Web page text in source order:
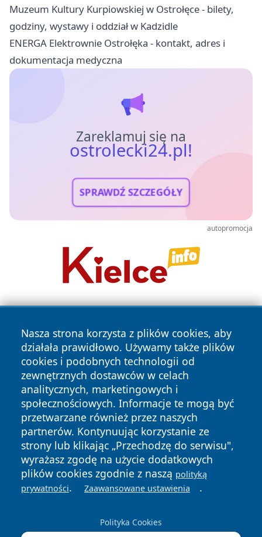
Muzeum Kultury Kurpiowskiej w Ostrołęce - bilety,
godziny, wystawy i oddział w Kadzidle
ENERGA Elektrownie Ostrołęka - kontakt, adres i
dokumentacja medyczna
Zareklamuj się na
ostrolecki24.pl!
SPRAWDŹ SZCZEGÓŁY
autopromocja
Nasza strona korzysta z plików cookies, aby
działała prawidłowo. Używamy także plików
cookies i podobnych technologii od
zewnętrznych dostawców w celach
analitycznych, marketingowych i
społecznościowych. Informacje te mogą być
przetwarzane również przez naszych
partnerów. Kontynuując korzystanie ze
strony lub klikając „Przechodzę do serwisu",
wyrażasz zgodę na użycie dodatkowych
plików cookies zgodnie z naszą polityką
prywatności. Zaawansowane ustawienia .
Polityka Cookies
Copyright © 2026 ostrolecki24.pl Wszystkie prawa
zastrzeżone.
News Autorzy
Polityka
Prywatności
Polityka
Cookies